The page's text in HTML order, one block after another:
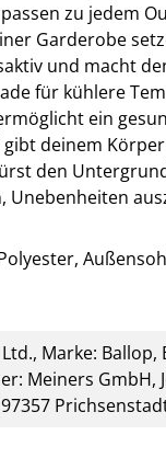
zu jedem
Garderobe
und macht
für kühlere
ein
deinem
den
Unebenheiten
Marke:
Meiners GmbH,